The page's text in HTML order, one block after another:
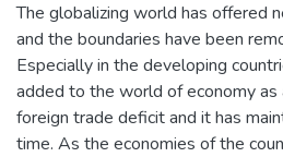
The globalizing world has offered
and the boundaries have been
Especially in the developing
added to the world of economy
foreign trade deficit and it has
time. As the economies of the